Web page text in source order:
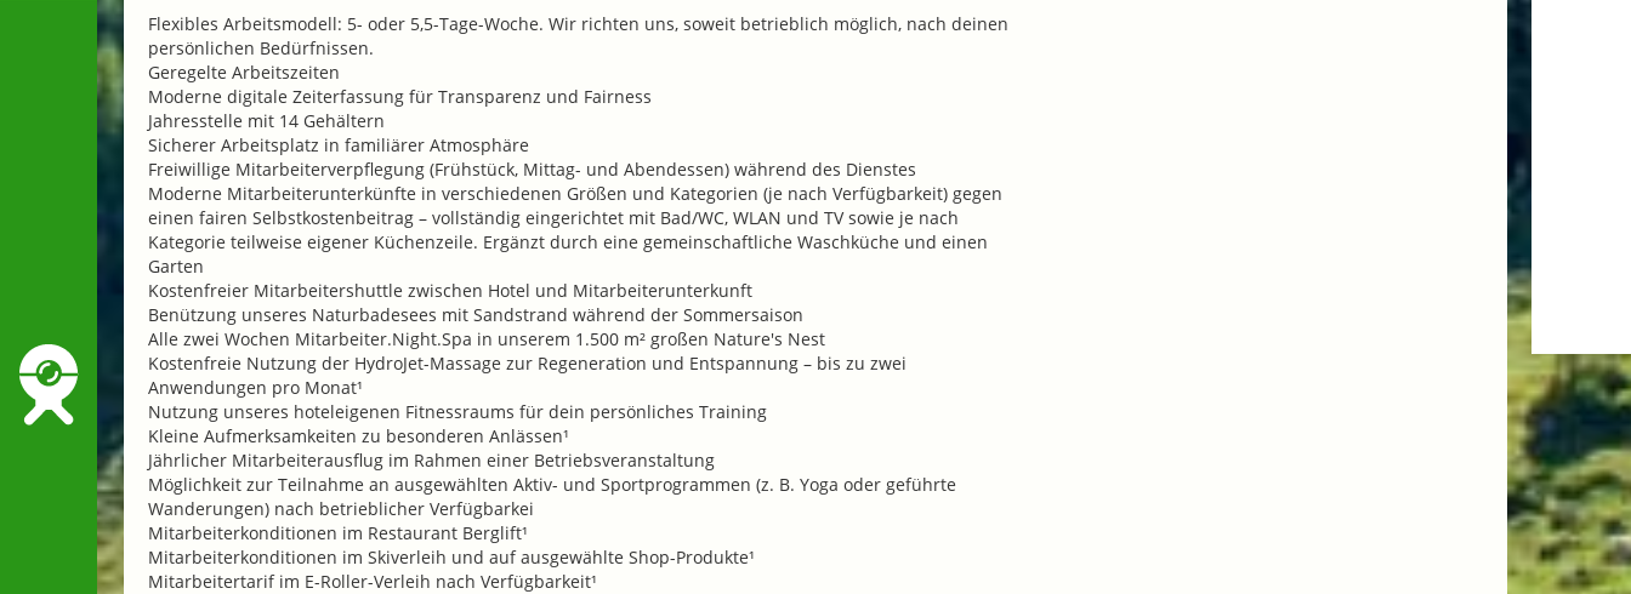
Flexibles Arbeitsmodell: 5- oder 5,5-Tage-Woche. Wir richten uns, soweit betrieblich möglich, nach deinen
persönlichen Bedürfnissen.
Geregelte Arbeitszeiten
Moderne digitale Zeiterfassung für Transparenz und Fairness
Jahresstelle mit 14 Gehältern
Sicherer Arbeitsplatz in familiärer Atmosphäre
Freiwillige Mitarbeiterverpflegung (Frühstück, Mittag- und Abendessen) während des Dienstes
Moderne Mitarbeiterunterkünfte in verschiedenen Größen und Kategorien (je nach Verfügbarkeit) gegen
einen fairen Selbstkostenbeitrag – vollständig eingerichtet mit Bad/WC, WLAN und TV sowie je nach
Kategorie teilweise eigener Küchenzeile. Ergänzt durch eine gemeinschaftliche Waschküche und einen
Garten
Kostenfreier Mitarbeitershuttle zwischen Hotel und Mitarbeiterunterkunft
Benützung unseres Naturbadesees mit Sandstrand während der Sommersaison
Alle zwei Wochen Mitarbeiter.Night.Spa in unserem 1.500 m² großen Nature's Nest
Kostenfreie Nutzung der HydroJet-Massage zur Regeneration und Entspannung – bis zu zwei
Anwendungen pro Monat¹
Nutzung unseres hoteleigenen Fitnessraums für dein persönliches Training
Kleine Aufmerksamkeiten zu besonderen Anlässen¹
Jährlicher Mitarbeiterausflug im Rahmen einer Betriebsveranstaltung
Möglichkeit zur Teilnahme an ausgewählten Aktiv- und Sportprogrammen (z. B. Yoga oder geführte
Wanderungen) nach betrieblicher Verfügbarkei
Mitarbeiterkonditionen im Restaurant Berglift¹
Mitarbeiterkonditionen im Skiverleih und auf ausgewählte Shop-Produkte¹
Mitarbeitertarif im E-Roller-Verleih nach Verfügbarkeit¹